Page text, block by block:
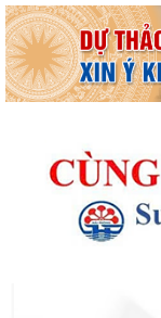
Thông báo kết quả
HĐND phường khoá II,